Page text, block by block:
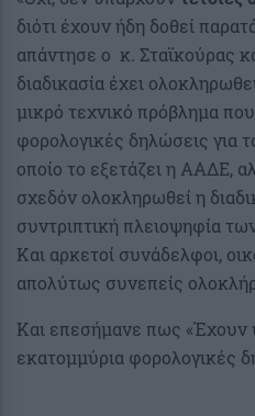
διότι έχουν ήδη δοθεί
απάντησε ο κ. Σταϊκούρας
διαδικασία έχει
μικρό τεχνικό πρόβλημα
φορολογικές δηλώσεις για
οποίο το εξετάζει η ΑΑΔΕ,
σχεδόν ολοκληρωθεί η
συντριπτική πλειοψηφία
Και αρκετοί συνάδελφοι,
απολύτως συνεπείς
Και επεσήμανε πως «Έχουν
εκατομμύρια φορολογικές